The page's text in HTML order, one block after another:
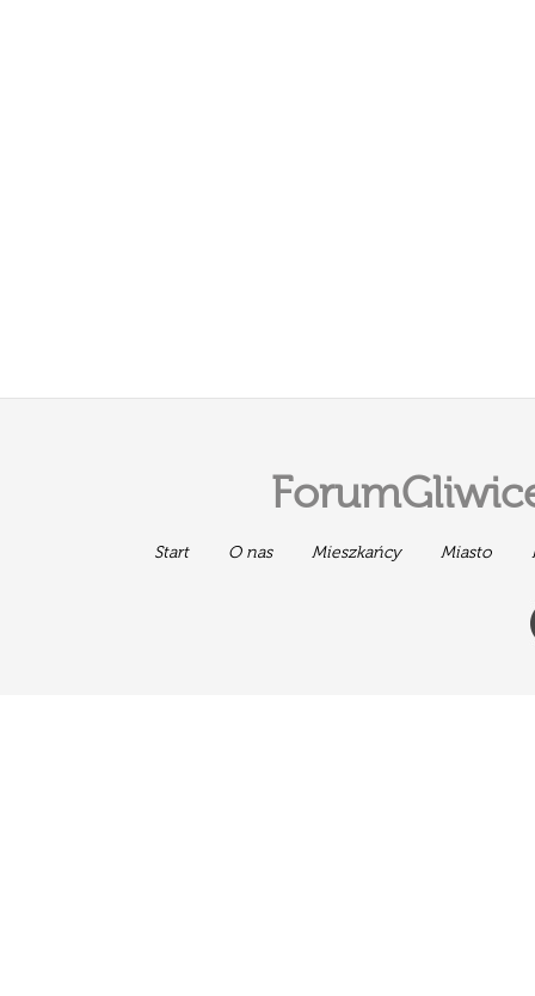
Start O nas Mieszkańcy Miasto